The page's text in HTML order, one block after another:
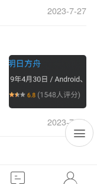
2023-7-27
2023-7-21